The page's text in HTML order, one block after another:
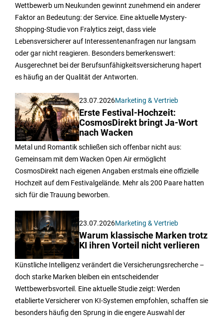
Wettbewerb um Neukunden gewinnt zunehmend ein anderer
Faktor an Bedeutung: der Service. Eine aktuelle Mystery-
Shopping-Studie von Fralytics zeigt, dass viele
Lebensversicherer auf Interessentenanfragen nur langsam
oder gar nicht reagieren. Besonders bemerkenswert:
Ausgerechnet bei der Berufsunfähigkeitsversicherung hapert
es häufig an der Qualität der Antworten.
23.07.2026Marketing & Vertrieb
Erste Festival-Hochzeit:
CosmosDirekt bringt Ja-Wort
nach Wacken
Metal und Romantik schließen sich offenbar nicht aus:
Gemeinsam mit dem Wacken Open Air ermöglicht
CosmosDirekt nach eigenen Angaben erstmals eine offizielle
Hochzeit auf dem Festivalgelände. Mehr als 200 Paare hatten
sich für die Trauung beworben.
23.07.2026Marketing & Vertrieb
Warum klassische Marken trotz
KI ihren Vorteil nicht verlieren
Künstliche Intelligenz verändert die Versicherungsrecherche –
doch starke Marken bleiben ein entscheidender
Wettbewerbsvorteil. Eine aktuelle Studie zeigt: Werden
etablierte Versicherer von KI-Systemen empfohlen, schaffen sie
besonders häufig den Sprung in die engere Auswahl der